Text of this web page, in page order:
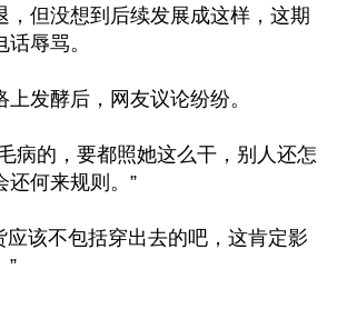
，但没想到后续发展成这样，这期
辱骂。
发酵后，网友议论纷纷。
病的，要都照她这么干，别人还怎
还何来规则。”
应该不包括穿出去的吧，这肯定影
”